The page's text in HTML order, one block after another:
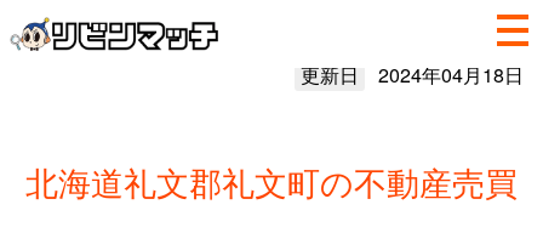
更新日 2024年04月18日
北海道礼文郡礼文町の不動産売買